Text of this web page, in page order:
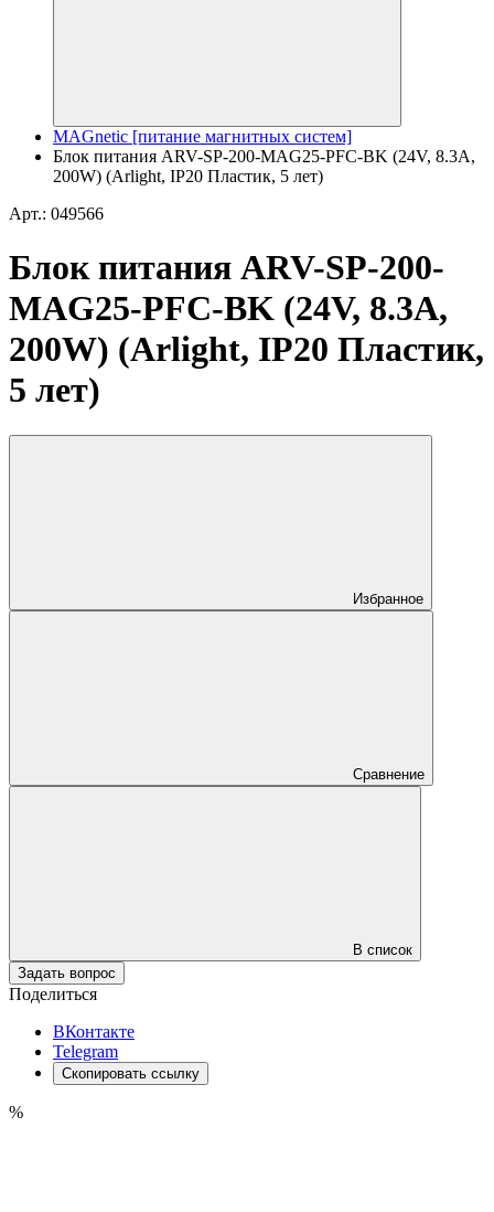
MAGnetic [питание магнитных систем]
Блок питания ARV-SP-200-MAG25-PFC-BK (24V, 8.3A,
200W) (Arlight, IP20 Пластик, 5 лет)
Арт.: 049566
Блок питания ARV-SP-200-
MAG25-PFC-BK (24V, 8.3A,
200W) (Arlight, IP20 Пластик,
5 лет)
Избранное
Сравнение
В список
Задать вопрос
Поделиться
ВКонтакте
Telegram
Скопировать ссылку
%